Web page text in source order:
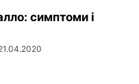
симптоми і